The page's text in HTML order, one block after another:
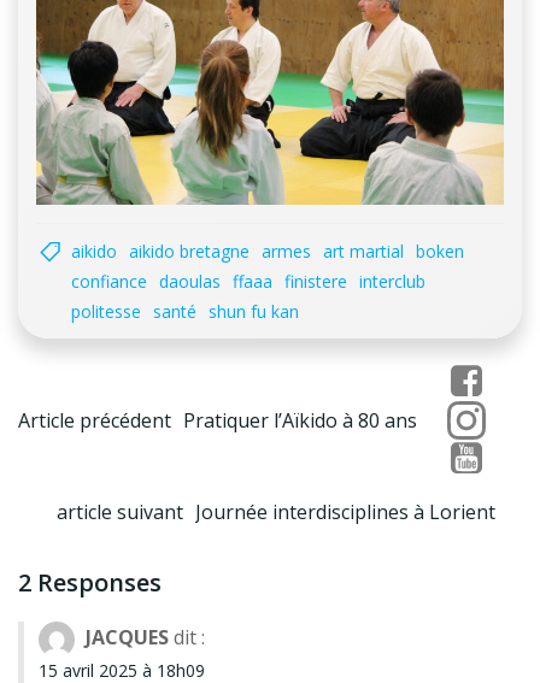
aikido aikido bretagne armes art martial boken
confiance daoulas ffaaa finistere interclub
politesse santé shun fu kan
Post
Article précédent Pratiquer l’Aïkido à 80 ans
Post
navigation
article suivant Journée interdisciplines à Lorient
2 Responses
JACQUESdit :
15 avril 2025 à 18h09